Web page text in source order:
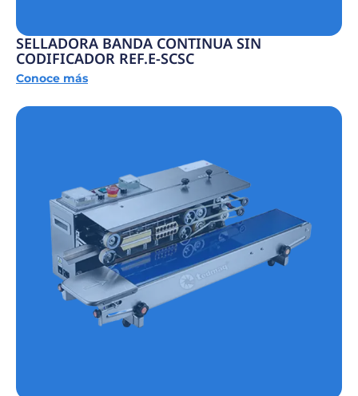
SELLADORA BANDA CONTINUA SIN
CODIFICADOR REF.E-SCSC
Conoce más